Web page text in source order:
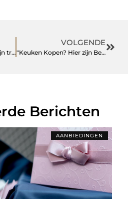
Hippe telefoonhoesjes zijn trendy accessoires voor jouw smartphone
VOLGENDE
"Keuken Kopen? Hier zijn Belangrijke Overwegingen om te Maken"
Berichten
AANBIEDINGEN